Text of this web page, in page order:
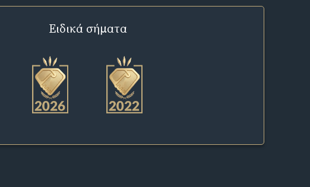
Ειδικά σήματα